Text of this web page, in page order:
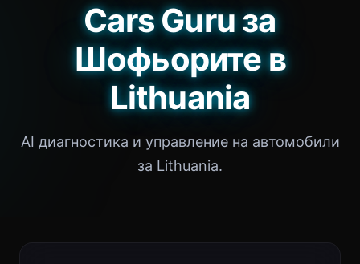
Cars Guru за
Шофьорите в
Lithuania
AI диагностика и управление на автомобили
за Lithuania.